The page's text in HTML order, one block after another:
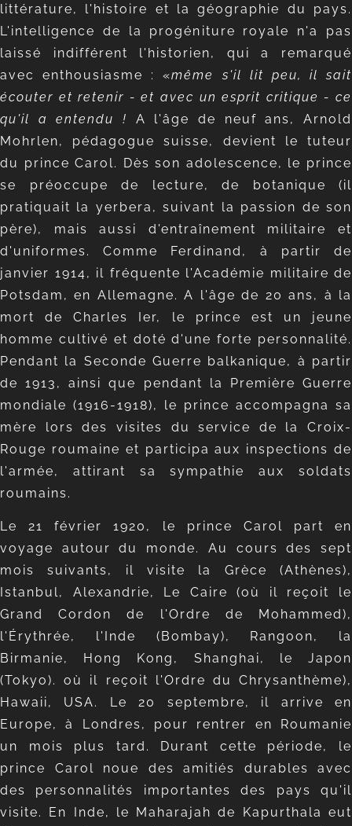
littérature, l'histoire et la géographie du pays.
L'intelligence de la progéniture royale n'a pas
laissé indifférent l'historien, qui a remarqué
avec enthousiasme : «même s'il lit peu, il sait
écouter et retenir - et avec un esprit critique - ce
qu'il a entendu ! A l'âge de neuf ans, Arnold
Mohrlen, pédagogue suisse, devient le tuteur
du prince Carol. Dès son adolescence, le prince
se préoccupe de lecture, de botanique (il
pratiquait la yerbera, suivant la passion de son
père), mais aussi d'entraînement militaire et
d'uniformes. Comme Ferdinand, à partir de
janvier 1914, il fréquente l'Académie militaire de
Potsdam, en Allemagne. A l'âge de 20 ans, à la
mort de Charles Ier, le prince est un jeune
homme cultivé et doté d'une forte personnalité.
Pendant la Seconde Guerre balkanique, à partir
de 1913, ainsi que pendant la Première Guerre
mondiale (1916-1918), le prince accompagna sa
mère lors des visites du service de la Croix-
Rouge roumaine et participa aux inspections de
l'armée, attirant sa sympathie aux soldats
roumains.
Le 21 février 1920, le prince Carol part en
voyage autour du monde. Au cours des sept
mois suivants, il visite la Grèce (Athènes),
Istanbul, Alexandrie, Le Caire (où il reçoit le
Grand Cordon de l'Ordre de Mohammed),
l'Érythrée, l'Inde (Bombay), Rangoon, la
Birmanie, Hong Kong, Shanghai, le Japon
(Tokyo). où il reçoit l'Ordre du Chrysanthème),
Hawaii, USA. Le 20 septembre, il arrive en
Europe, à Londres, pour rentrer en Roumanie
un mois plus tard. Durant cette période, le
prince Carol noue des amitiés durables avec
des personnalités importantes des pays qu'il
visite. En Inde, le Maharajah de Kapurthala eut